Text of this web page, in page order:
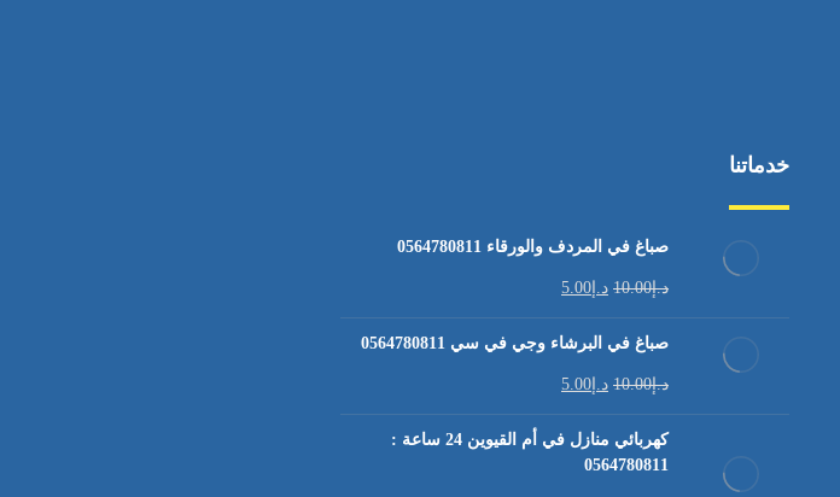
خدماتنا
صباغ في المردف والورقاء 0564780811
د.إ10.00 د.إ 5.00
صباغ في البرشاء وجي في سي 0564780811
د.إ10.00 د.إ 5.00
كهربائي منازل في أم القيوين 24 ساعة :
0564780811